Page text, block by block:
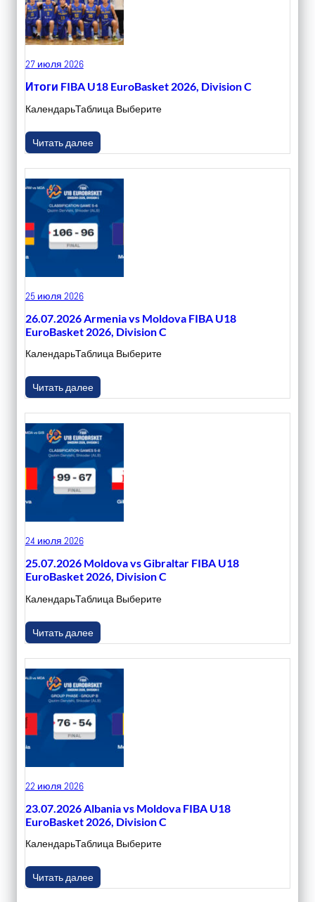
27 июля 2026
Итоги FIBA U18 EuroBasket 2026, Division C
КалендарьТаблица Выберите
Читать далее
25 июля 2026
26.07.2026 Armenia vs Moldova FIBA U18
EuroBasket 2026, Division C
КалендарьТаблица Выберите
Читать далее
24 июля 2026
25.07.2026 Moldova vs Gibraltar FIBA U18
EuroBasket 2026, Division C
КалендарьТаблица Выберите
Читать далее
22 июля 2026
23.07.2026 Albania vs Moldova FIBA U18
EuroBasket 2026, Division C
КалендарьТаблица Выберите
Читать далее